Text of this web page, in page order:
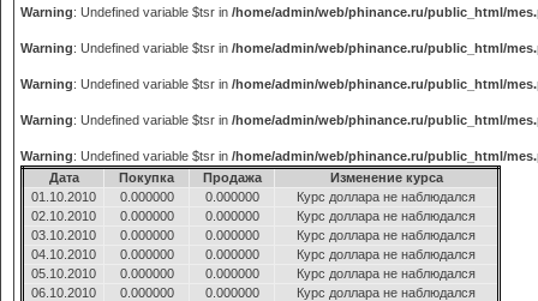
Warning: Undefined variable $tsr in /home/admin/web/phinance.ru/public_html/
Warning: Undefined variable $tsr in /home/admin/web/phinance.ru/public_html/
Warning: Undefined variable $tsr in /home/admin/web/phinance.ru/public_html/
Warning: Undefined variable $tsr in /home/admin/web/phinance.ru/public_html/
Warning: Undefined variable $tsr in /home/admin/web/phinance.ru/public_html/
Дата
Покупка Продажа
Изменение курса
01.10.2010
0.000000 0.000000
Курс доллара не наблюдался
02.10.2010
0.000000 0.000000
Курс доллара не наблюдался
03.10.2010
0.000000 0.000000
Курс доллара не наблюдался
04.10.2010
0.000000 0.000000
Курс доллара не наблюдался
05.10.2010
0.000000 0.000000
Курс доллара не наблюдался
06.10.2010
0.000000 0.000000
Курс доллара не наблюдался